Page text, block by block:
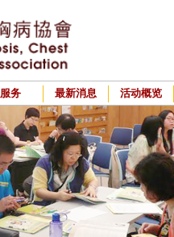
服务 最新消息 活动概览